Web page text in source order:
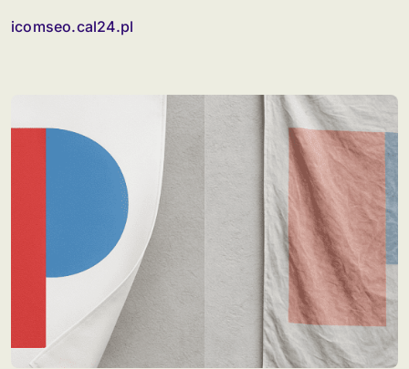
icomseo.cal24.pl